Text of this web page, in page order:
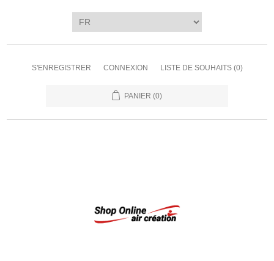
S'ENREGISTRER CONNEXION LISTE DE SOUHAITS (0)
PANIER (0)